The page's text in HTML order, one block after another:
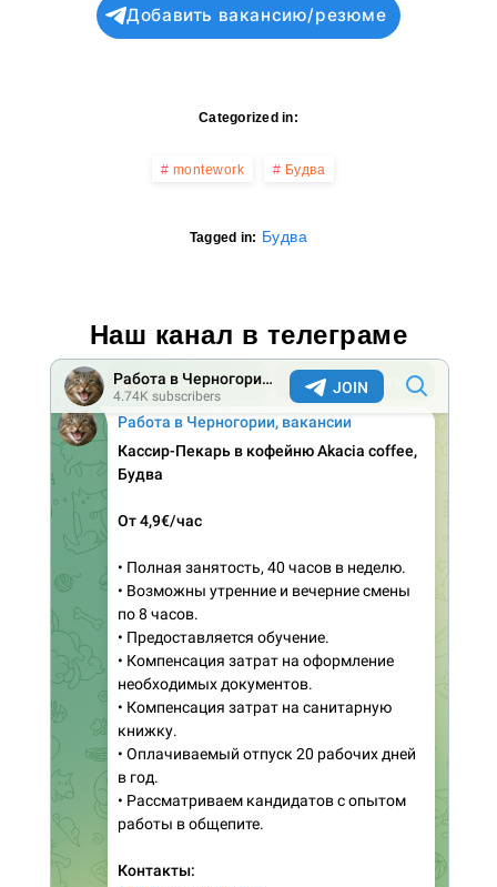
Добавить вакансию/резюме
Categorized in:
montework Будва
Tagged in: Будва
Наш канал в телеграме